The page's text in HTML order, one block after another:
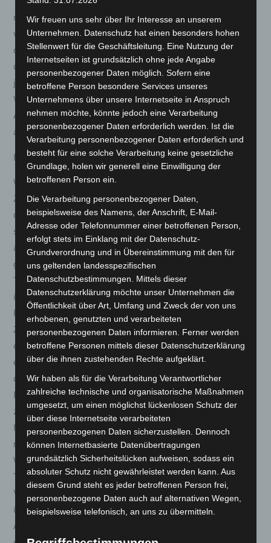
mittels einer eindeutigen Erklärung (z.B. ein mit der Post
versandter Brief, Telefax oder E-Mail) über Ihren Entschluss,
diesen Vertrag zu widerrufen, informieren. Sie können dafür
das beigefügte Muster-Widerrufsformular verwenden, das
jedoch nicht vorgeschrieben ist. Zur Wahrung der
Widerrufsfrist reicht es aus, dass Sie die Mitteilung über die
Ausübung des Widerrufsrechts vor Ablauf der Widerrufsfrist
absenden.
Folgen des Widerrufs
Wenn Sie diesen Vertrag widerrufen, haben wir Ihnen alle
Zahlungen, die wir von Ihnen erhalten haben, einschließlich
der Lieferkosten (mit Ausnahme der zusätzlichen Kosten, die
sich daraus ergeben, dass Sie eine andere Art der Lieferung
als die von uns angebotene, günstigste Standardlieferung
gewählt haben), unverzüglich und spätestens binnen 14
Tagen ab dem Tag zurückzuzahlen, an dem die Mitteilung
über Ihren Widerruf dieses Vertrags bei uns eingegangen ist.
Für diese Rückzahlung verwenden wir dasselbe
Zahlungsmittel, das Sie bei der ursprünglichen Transaktion
eingesetzt haben, es sei denn, mit Ihnen wurde ausdrücklich
etwas anderes vereinbart; in keinem Fall werden Ihnen wegen
dieser Rückzahlung Entgelte berechnet. Wir können die
Rückzahlung verweigern, bis wir die Waren wieder
zurückerhalten haben oder bis Sie den Nachweis erbracht
haben, dass Sie die Waren zurückgesandt haben, je
nachdem, welches der frühere Zeitpunkt ist. Sie haben die
Waren unverzüglich und in jedem Fall spätestens binnen 14
Tagen ab dem Tag, an dem Sie uns über den Widerruf dieses
Vertrags unterrichten, an uns zurückzusenden oder zu
übergeben. Die Frist ist gewahrt, wenn Sie die Waren vor
Ablauf der Frist von 14 Tagen absenden. Sie tragen die
Wir freuen uns sehr über Ihr Interesse an unserem
Unternehmen. Datenschutz hat einen besonders hohen
Stellenwert für die Geschäftsleitung. Eine Nutzung der
Internetseiten ist grundsätzlich ohne jede Angabe
personenbezogener Daten möglich. Sofern eine
betroffene Person besondere Services unseres
Unternehmens über unsere Internetseite in Anspruch
nehmen möchte, könnte jedoch eine Verarbeitung
personenbezogener Daten erforderlich werden. Ist die
Verarbeitung personenbezogener Daten erforderlich und
besteht für eine solche Verarbeitung keine gesetzliche
Grundlage, holen wir generell eine Einwilligung der
betroffenen Person ein.
Die Verarbeitung personenbezogener Daten,
beispielsweise des Namens, der Anschrift, E-Mail-
Adresse oder Telefonnummer einer betroffenen Person,
erfolgt stets im Einklang mit der Datenschutz-
Grundverordnung und in Übereinstimmung mit den für
uns geltenden landesspezifischen
Datenschutzbestimmungen. Mittels dieser
Datenschutzerklärung möchte unser Unternehmen die
Öffentlichkeit über Art, Umfang und Zweck der von uns
erhobenen, genutzten und verarbeiteten
personenbezogenen Daten informieren. Ferner werden
betroffene Personen mittels dieser Datenschutzerklärung
über die ihnen zustehenden Rechte aufgeklärt.
Wir haben als für die Verarbeitung Verantwortlicher
zahlreiche technische und organisatorische Maßnahmen
umgesetzt, um einen möglichst lückenlosen Schutz der
über diese Internetseite verarbeiteten
personenbezogenen Daten sicherzustellen. Dennoch
können Internetbasierte Datenübertragungen
grundsätzlich Sicherheitslücken aufweisen, sodass ein
absoluter Schutz nicht gewährleistet werden kann. Aus
diesem Grund steht es jeder betroffenen Person frei,
personenbezogene Daten auch auf alternativen Wegen,
beispielsweise telefonisch, an uns zu übermitteln.